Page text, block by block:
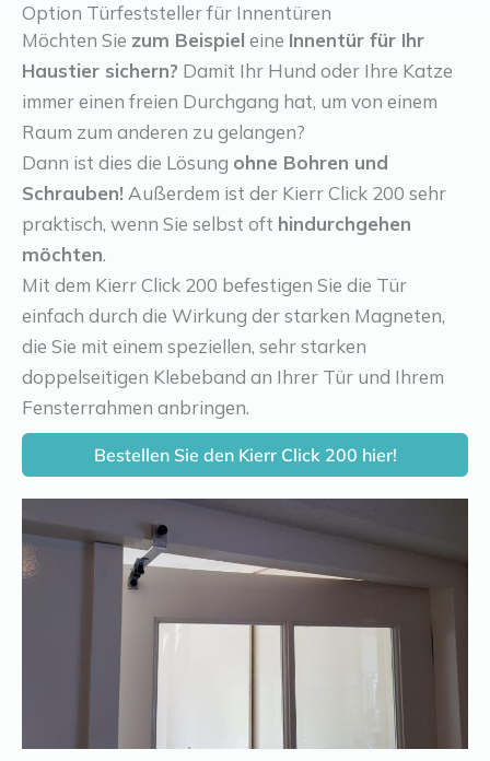
Option Türfeststeller für Innentüren
Möchten Sie zum Beispiel eine Innentür für Ihr
Haustier sichern? Damit Ihr Hund oder Ihre Katze
immer einen freien Durchgang hat, um von einem
Raum zum anderen zu gelangen?
Dann ist dies die Lösung ohne Bohren und
Schrauben! Außerdem ist der Kierr Click 200 sehr
praktisch, wenn Sie selbst oft hindurchgehen
möchten.
Mit dem Kierr Click 200 befestigen Sie die Tür
einfach durch die Wirkung der starken Magneten,
die Sie mit einem speziellen, sehr starken
doppelseitigen Klebeband an Ihrer Tür und Ihrem
Fensterrahmen anbringen.
Bestellen Sie den Kierr Click 200 hier!